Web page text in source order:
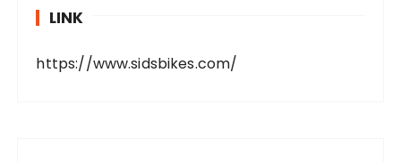
LINK
https://www.sidsbikes.com/